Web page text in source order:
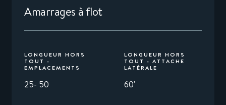
Amarrages à flot
LONGUEUR HORS
TOUT -
EMPLACEMENTS
25- 50
LONGUEUR HORS
TOUT - ATTACHE
LATÉRALE
60'